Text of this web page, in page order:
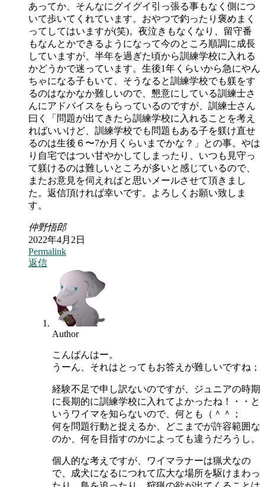
あってか、そんなにグイグイ引っ張る事もなく側につ
いて歩いてくれています。おやつで釣ったり褒めまく
ってしてはいますが(笑)。夜泣きもなくなり、留守番
もなんとかできるようになって今のところ順調に成長
していますが、半年を過ぎた頃から訓練学校に入れる
かどうかで迷っています。生後1年くらいから急にやん
ちゃになる子もいて、そうなると訓練学校でも躾をす
るのはなかなか難しいので、懇意にしている訓練士さ
んにアドバイスをもらっているのですが、訓練士さん
曰く「問題が出てきたら訓練学校に入れることを考え
ればいいけど、訓練学校でも問題もある子を躾け直せ
るのは生後６〜7か月くらいまでかな？」との事。やは
り自宅ではつい甘やかしてしまったり、いつも見守っ
て躾けるのは難しいところが多いと感じているので、
またお意見を伺えればと思いメールさせて頂きまし
た。返信頂ければ幸いです。よろしくお願い致しま
す。
仲野悟郎
2022年4月2日
Permalink
返信
Author
こんばんはー。
うーん、それはとってもお答えが難しいですね；
経験不足で申し訳ないのですが、ジュニアの時期
に長期的に訓練学校に入れてよかったね！・・と
いうワイマを知らないので、何とも（＾＾；
何を問題行動と捉えるか、どこまでが許容範囲な
のか、何を目指すのかによっても違うだろうし。
個人的な考えですが、ワイマラナーは猟犬なの
で、成犬になるにつれて広大な場所を駆けまわっ